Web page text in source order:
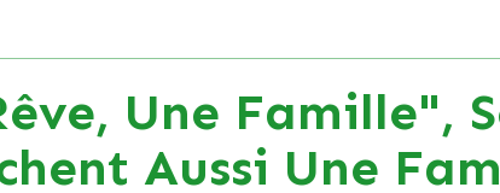
Une Famille",
Aussi Une